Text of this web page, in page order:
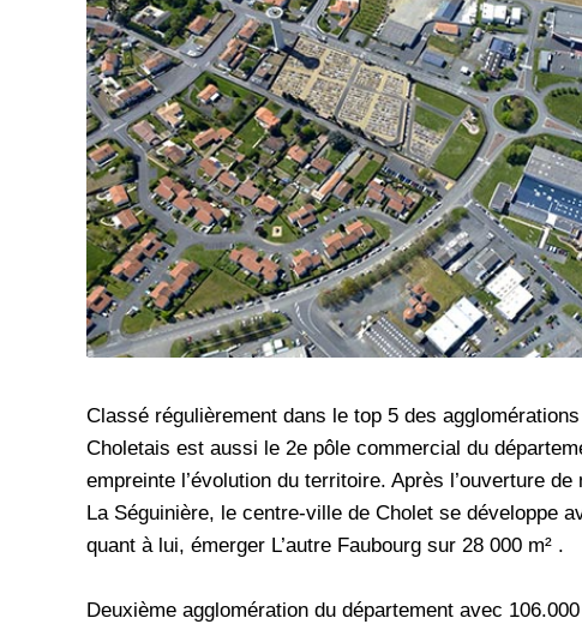
Classé régulièrement dans le top 5 des
Choletais est aussi le 2e pôle commercial du
empreinte l’évolution du territoire. Après l’ouverture
La Séguinière, le centre-ville de Cholet se développe
quant à lui, émerger L’autre Faubourg sur 28 000 m² .
Deuxième agglomération du département avec